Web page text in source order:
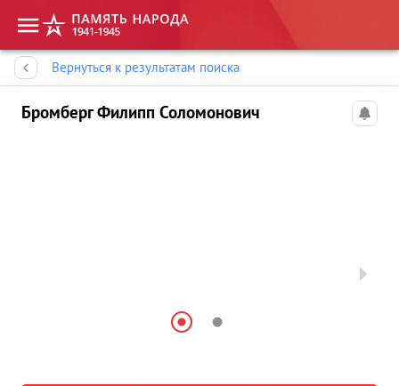
Вернуться к результатам поиска
Бромберг Филипп Соломонович
Память народа